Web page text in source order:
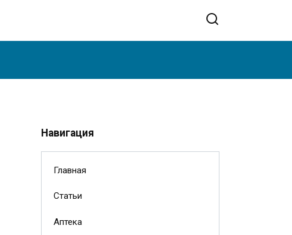
Навигация
Главная
Статьи
Аптека